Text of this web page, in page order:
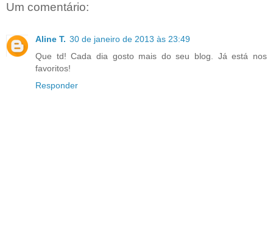
Um comentário:
Aline T. 30 de janeiro de 2013 às 23:49
Que td! Cada dia gosto mais do seu blog. Já está nos
favoritos!
Responder